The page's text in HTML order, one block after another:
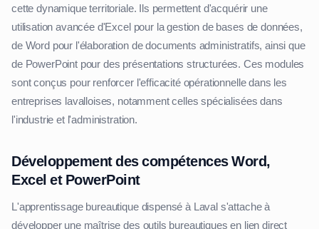
cette dynamique territoriale. Ils permettent d'acquérir une
utilisation avancée d'Excel pour la gestion de bases de données,
de Word pour l'élaboration de documents administratifs, ainsi que
de PowerPoint pour des présentations structurées. Ces modules
sont conçus pour renforcer l'efficacité opérationnelle dans les
entreprises lavalloises, notamment celles spécialisées dans
l'industrie et l'administration.
Développement des compétences Word,
Excel et PowerPoint
L'apprentissage bureautique dispensé à Laval s'attache à
développer une maîtrise des outils bureautiques en lien direct